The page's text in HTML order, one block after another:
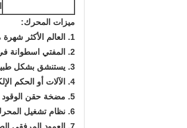
ميزات المحرك:
1. العالم الأكثر شهرة محرك الديزل العلامة التجارية: كوبوتا / يانمار / بيركنز / الكمون
2. المفتي اسطوانة في خط أو محرك veer ، 4 السكتة الدماغية ، الحقن المباشر
3. يستنشق بشكل طبيعي أو يشحن بالشحن التوربيني أو مبرد بالماء أو بالشحن التوربيني مع مبرد هواء
4. الآلات أو الحكم الإلكتروني
5. مضخة حقن الوقود
6. نظام تشغيل المحرك الكهربائي